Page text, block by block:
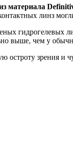
материала
линз
гидрогелевых
выше, чем у
зрения и